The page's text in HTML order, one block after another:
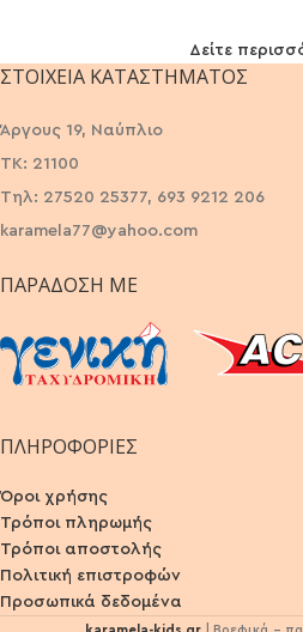
Δείτε
ΣΤΟΙΧΕΊΑ ΚΑΤΑΣΤΉΜΑΤΟΣ
Άργους 19, Ναύπλιο
ΤΚ: 21100
Τηλ: 27520 25377, 693 9212 206
karamela77@yahoo.com
ΠΑΡΆΔΟΣΗ ΜΕ
ΠΛΗΡΟΦΟΡΙΕΣ
Όροι χρήσης
Τρόποι πληρωμής
Τρόποι αποστολής
Πολιτική επιστροφών
Προσωπικά δεδομένα